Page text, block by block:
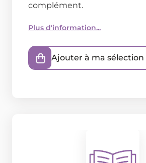
complément.
Plus d'information...
Ajouter à ma sélection